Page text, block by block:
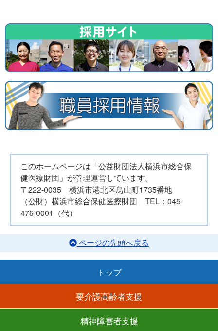
このホームページは「公益財団法人横浜市総合保
健医療財団」が管理運営しています。
〒222-0035 横浜市港北区鳥山町1735番地
（公財）横浜市総合保健医療財団 TEL：045-
475-0001（代）
ページの先頭へ戻る
トップ
要介護高齢者支援
精神障害者支援